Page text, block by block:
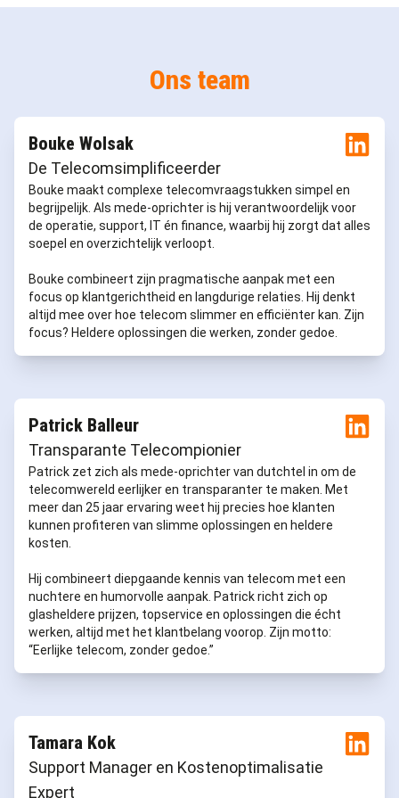
Ons team
Bouke Wolsak
De Telecomsimplificeerder
Bouke maakt complexe telecomvraagstukken simpel en
begrijpelijk. Als mede-oprichter is hij verantwoordelijk voor
de operatie, support, IT én finance, waarbij hij zorgt dat alles
soepel en overzichtelijk verloopt.
Bouke combineert zijn pragmatische aanpak met een
focus op klantgerichtheid en langdurige relaties. Hij denkt
altijd mee over hoe telecom slimmer en efficiënter kan. Zijn
focus? Heldere oplossingen die werken, zonder gedoe.
Patrick Balleur
Transparante Telecompionier
Patrick zet zich als mede-oprichter van dutchtel in om de
telecomwereld eerlijker en transparanter te maken. Met
meer dan 25 jaar ervaring weet hij precies hoe klanten
kunnen profiteren van slimme oplossingen en heldere
kosten.
Hij combineert diepgaande kennis van telecom met een
nuchtere en humorvolle aanpak. Patrick richt zich op
glasheldere prijzen, topservice en oplossingen die écht
werken, altijd met het klantbelang voorop. Zijn motto:
“Eerlijke telecom, zonder gedoe.”
Tamara Kok
Support Manager en Kostenoptimalisatie
Expert